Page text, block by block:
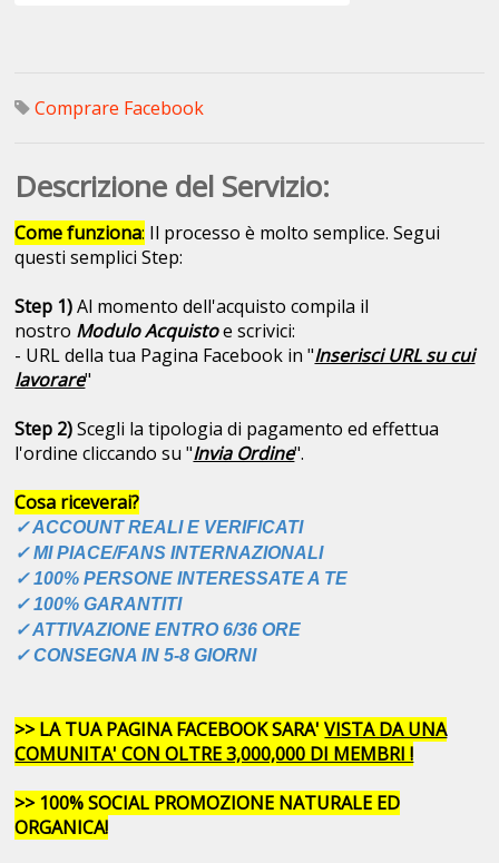
Comprare Facebook
Descrizione del Servizio:
Come funziona: Il processo è molto semplice. Segui
questi semplici Step:
Step 1)Al momento dell'acquisto compila il
nostro Modulo Acquistoe scrivici:
- URL della tua Pagina Facebook in "Inserisci URL su cui
lavorare"
Step 2)Scegli la tipologia di pagamento ed effettua
l'ordine cliccando su "Invia Ordine".
Cosa riceverai?
✓ ACCOUNT REALI E VERIFICATI
✓ MI PIACE/FANS INTERNAZIONALI
✓ 100% PERSONE INTERESSATE A TE
✓ 100% GARANTITI
✓ ATTIVAZIONE ENTRO 6/36 ORE
✓ CONSEGNA IN 5-8 GIORNI
>> LA TUA PAGINA FACEBOOK SARA'VISTA DA UNA
COMUNITA' CON OLTRE 3,000,000 DI MEMBRI !
>> 100% SOCIAL PROMOZIONE NATURALE ED
ORGANICA!